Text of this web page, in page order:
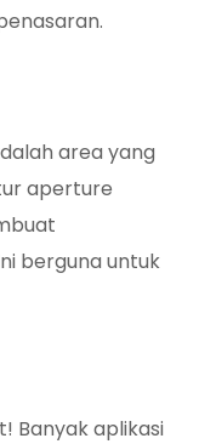
area yang
aperture
berguna untuk
Banyak aplikasi